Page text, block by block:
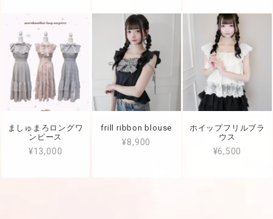
ましゅまろロングワ
ンピース
¥13,000
frill ribbon blouse
¥8,900
ホイップフリルブラ
ウス
¥6,500